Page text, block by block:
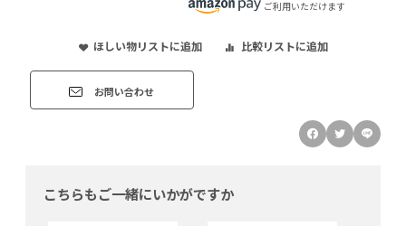
ご利用いただけます
ほしい物リストに追加 比較リストに追加
お問い合わせ
こちらもご一緒にいかがですか